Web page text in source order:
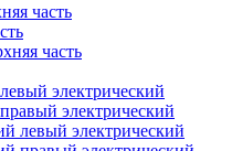
часть
часть
электрический
электрический
левый электрический